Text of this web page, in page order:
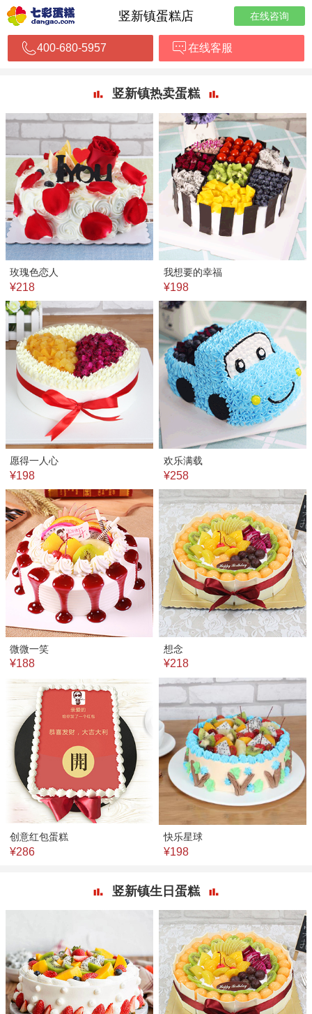
竖新镇蛋糕店 在线咨询
400-680-5957 在线客服
竖新镇热卖蛋糕
玫瑰色恋人
¥218
我想要的幸福
¥198
愿得一人心
¥198
欢乐满载
¥258
微微一笑
¥188
想念
¥218
创意红包蛋糕
¥286
快乐星球
¥198
竖新镇生日蛋糕